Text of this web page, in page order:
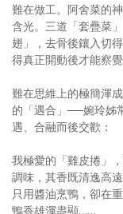
難在做工。阿舍菜的
含光。三道「套疊菜
翅」，去骨後鑲入切
得真正開動後才能察覺
難在思維上的極簡渾
的「遇合」──婉玲姊
遇、合融而後交歡：
我極愛的「雞皮捲」
調味，其香既清逸高
只用醬油烹鴨，卻在
鴨香雄渾盡顯……